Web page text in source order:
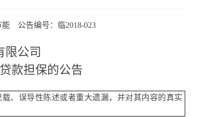
公告编号：临2018-023
限公司
款担保的公告
、误导性陈述或者重大遗漏，并对其内容的真实